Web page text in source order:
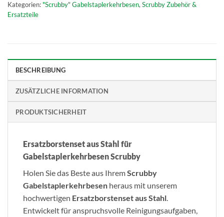
Kategorien: "Scrubby" Gabelstaplerkehrbesen, Scrubby Zubehör &
Ersatzteile
BESCHREIBUNG
ZUSÄTZLICHE INFORMATION
PRODUKTSICHERHEIT
Ersatzborstenset aus Stahl für
Gabelstaplerkehrbesen Scrubby
Holen Sie das Beste aus IhremScrubby
Gabelstaplerkehrbesen heraus mit unserem
hochwertigen Ersatzborstenset aus Stahl.
Entwickelt für anspruchsvolle Reinigungsaufgaben,